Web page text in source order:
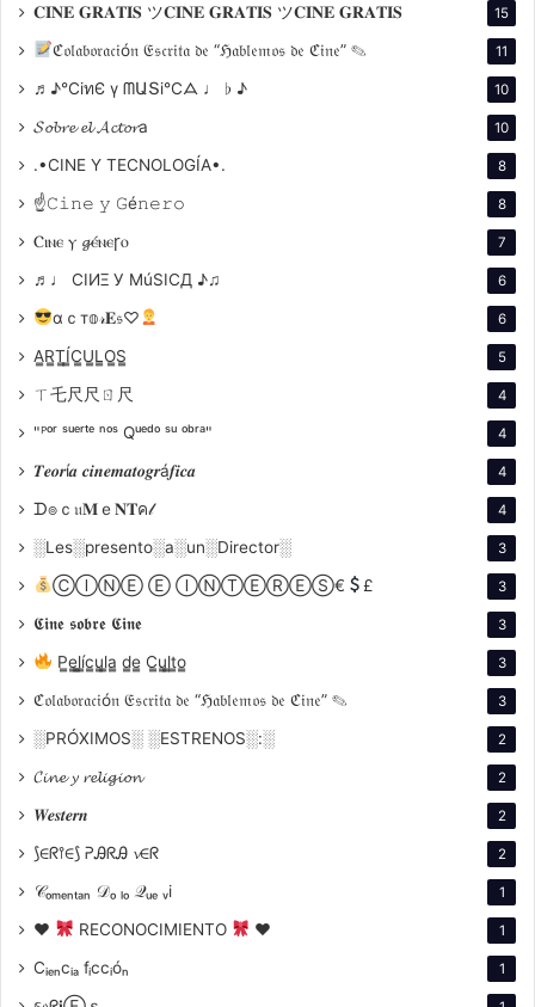
ICCI – Premio al Guión
Lleida Latin American Film Festival – 2004
Canal Plus/SGAE – Best Unpublished Screenplay
Latinoamericano La Habana (Cuba) – 2003
Mejor Director
Festival de Cine de Guadalajara
Mejor Película
Festival de Cine Iberoamericano de Santa Cruz de la
Sierra (Bolivia)
Mejor Actor, entre otros.
Tandil Film Fest (Argentina)
Premio Balance de Plata
𝐂𝐈𝐍𝐄 𝐆𝐑𝐀𝐓𝐈𝐒 ツ𝐂𝐈𝐍𝐄 𝐆𝐑𝐀𝐓𝐈𝐒 ツ𝐂𝐈𝐍𝐄 𝐆𝐑𝐀𝐓𝐈𝐒 15
ℭ𝔬𝔩𝔞𝔟𝔬𝔯𝔞𝔠𝔦ó𝔫 𝔈𝔰𝔠𝔯𝔦𝔱𝔞 𝔡𝔢 “ℌ𝔞𝔟𝔩𝔢𝔪𝔬𝔰 𝔡𝔢 ℭ𝔦𝔫𝔢” ✎ 11
♬♪℃іทЄ ү ᗰԱՏі℃ᗋ ♩ ♭ ♪ 10
𝓢𝓸𝓫𝓻𝓮 𝓮𝓵 𝓐𝓬𝓽𝓸𝓻a 10
.•CINE Y TECNOLOGÍA•. 8
☝𝙲𝚒𝚗𝚎 𝚢 𝙶é𝚗𝚎𝚛𝚘 8
Ⲥⲓⲛⲉ ⲩ 𝓰ⲉ́ⲛⲉꞅⲟ 7
♬♩ CIИΞ У MúSICД ♪♫ 6
αｃт𝕠𝓇𝐄𝔰♡ 6
A̳R̳T̳Í̳C̳U̳L̳O̳S̳ 5
ㄒ乇尺尺ㄖ尺 4
"ᴾᵒʳ ˢᵘᵉʳᵗᵉ ⁿᵒˢ Qᵘᵉᵈᵒ ˢᵘ ᵒᵇʳᵃ" 4
𝑻𝒆𝒐𝒓í𝒂 𝒄𝒊𝒏𝒆𝒎𝒂𝒕𝒐𝒈𝒓á𝒇𝒊𝒄𝒂 4
ᗪ๏ｃ𝔲𝐌ｅ𝐍𝐓ค𝓁 4
░Les░presento░a░un░Director░ 3
ⒸⒾⓃⒺ Ⓔ ⒾⓃⓉⒺⓇⒺⓈ€ £ 3
𝕮𝖎𝖓𝖊 𝖘𝖔𝖇𝖗𝖊 𝕮𝖎𝖓𝖊 3
P̳e̳l̳í̳c̳u̳l̳a̳ d̳e̳ C̳u̳l̳t̳o̳ 3
ℭ𝔬𝔩𝔞𝔟𝔬𝔯𝔞𝔠𝔦ó𝔫 𝔈𝔰𝔠𝔯𝔦𝔱𝔞 𝔡𝔢 “ℌ𝔞𝔟𝔩𝔢𝔪𝔬𝔰 𝔡𝔢 ℭ𝔦𝔫𝔢” ✎ 3
░PRÓXIMOS░ ░ESTRENOS░:░ 2
𝓒𝓲𝓷𝓮 𝔂 𝓻𝓮𝓵𝓲𝓰𝓲𝓸𝓷 2
𝑾𝒆𝒔𝒕𝒆𝒓𝒏 2
⟆∈ᖇ⫯∈⟆ ᕈᎯᖇᎯ 𝓿∈ᖇ 2
𝒞ₒₘₑₙₜₐₙ 𝒟ₒ ₗₒ 𝒬ᵤₑ ᵥi 1
♥ RECONOCIMIENTO ♥ 1
Cᵢₑₙcᵢₐ fᵢccᵢóₙ 1